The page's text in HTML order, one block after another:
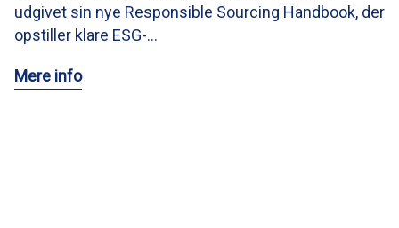
udgivet sin nye Responsible Sourcing Handbook, der
opstiller klare ESG-…
Mere info